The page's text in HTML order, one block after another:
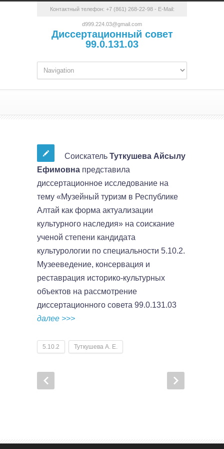
Контактный телефон: +7 (861) 268-22-98- E-Mail:
d999.224.03@gmail.com
Диссертационный совет
99.0.131.03
Соискатель Туткушева Айсылу
Ефимовна представила
диссертационное исследование на
тему «Музейный туризм в Республике
Алтай как форма актуализации
культурного наследия» на соискание
ученой степени кандидата
культурологии по специальности 5.10.2.
Музееведение, консервация и
реставрация историко-культурных
объектов на рассмотрение
диссертационного совета 99.0.131.03
далее >>>
5.10.2 Туткушева А. Е.